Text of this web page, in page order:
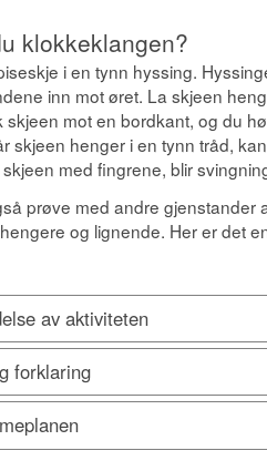
klokkeklangen?
i en tynn hyssing.
inn mot øret. La skjeen
skjeen mot en bordkant, og du
skjeen henger i en tynn tråd,
skjeen med fingrene, blir
prøve med andre gjenstander
og lignende. Her er det
av aktiviteten
forklaring